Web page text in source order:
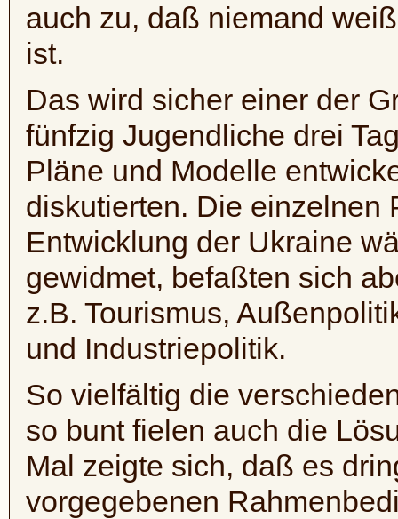
auch zu, daß niemand
ist.
Das wird sicher einer der
fünfzig Jugendliche drei
Pläne und Modelle
diskutierten. Die einzelnen
Entwicklung der Ukraine
gewidmet, befaßten sich
z.B. Tourismus,
und Industriepolitik.
So vielfältig die
so bunt fielen auch die
Mal zeigte sich, daß es
vorgegebenen